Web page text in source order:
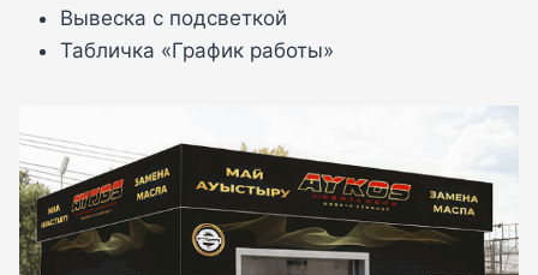
Вывеска с подсветкой
Табличка «График работы»